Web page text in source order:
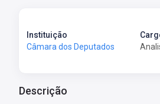
Instituição
Câmara dos Deputados
Descrição